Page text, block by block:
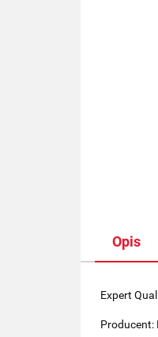
Opis
Expert
Producent: